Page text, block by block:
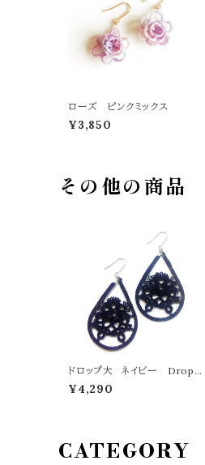
ローズ ピンクミックス
¥3,850
その他の商品
ドロップ大 ネイビー Drop
L navy
¥4,290
CATEGORY